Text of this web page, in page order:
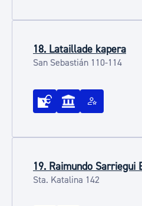
18. Lataillade kapera
San Sebastián 110-114
19. Raimundo Sarriegui
Sta. Katalina 142